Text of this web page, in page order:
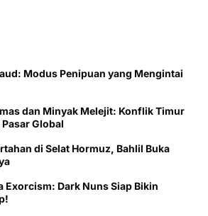
Modus Penipuan yang Mengintai
dan Minyak Melejit: Konflik Timur
Global
di Selat Hormuz, Bahlil Buka
Exorcism: Dark Nuns Siap Bikin